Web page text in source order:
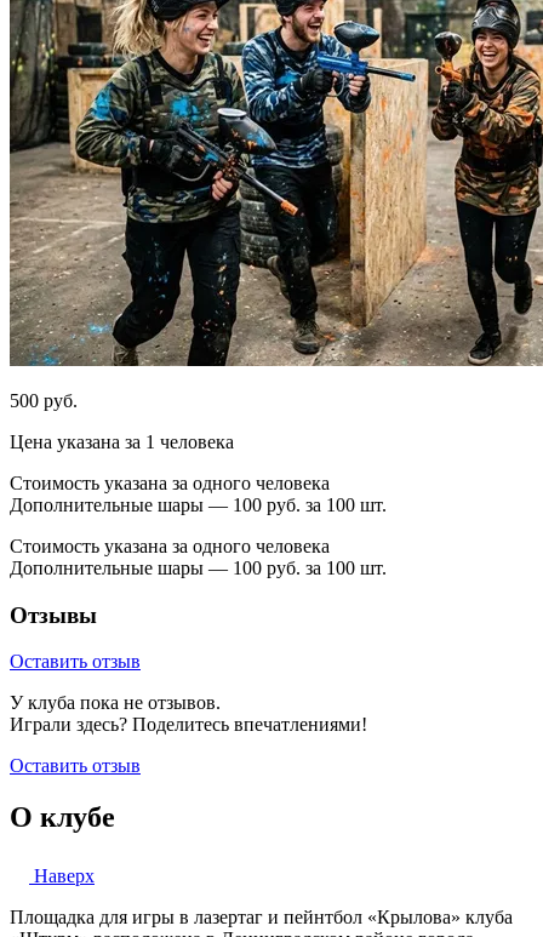
500 руб.
Цена указана за 1 человека
Стоимость указана за одного человека
Дополнительные шары — 100 руб. за 100 шт.
Стоимость указана за одного человека
Дополнительные шары — 100 руб. за 100 шт.
Отзывы
Оставить отзыв
У клуба пока не отзывов.
Играли здесь? Поделитесь впечатлениями!
Оставить отзыв
О клубе
Наверх
Площадка для игры в лазертаг и пейнтбол «Крылова» клуба